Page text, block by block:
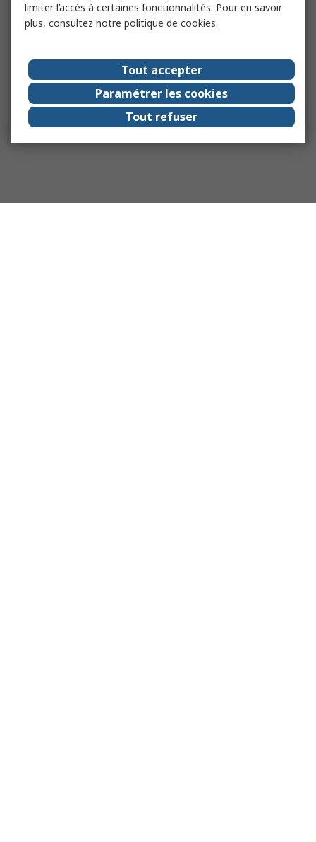
limiter l’accès à certaines fonctionnalités. Pour en savoir
plus, consultez notre politique de cookies.
Tout accepter
Paramétrer les cookies
Tout refuser